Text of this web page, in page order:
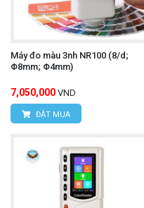
Máy đo màu 3nh NR100 (8/d;
Φ8mm; Φ4mm)
7,050,000 VND
ĐẶT MUA